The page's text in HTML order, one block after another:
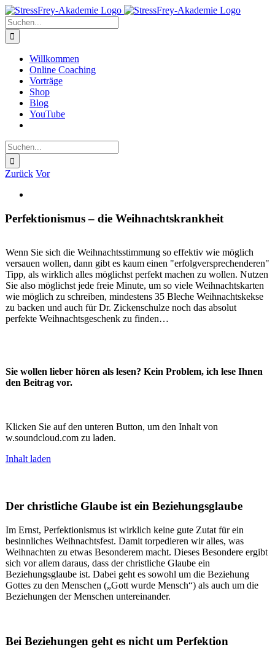
Zum
Inhalt
springen
Suche
nach:
Willkommen
Online Coaching
Vorträge
Shop
Blog
YouTube
Suche
nach:
Zurück Vor
Bild
Perfektionismus – die Weihnachtskrankheit
Wenn Sie sich die Weihnachtsstimmung so effektiv wie möglich
versauen wollen, dann gibt es kaum einen "erfolgversprechenderen"
Tipp, als wirklich alles möglichst perfekt machen zu wollen. Nutzen
Sie also möglichst jede freie Minute, um so viele Weihnachtskarten
wie möglich zu schreiben, mindestens 35 Bleche Weihnachtskekse
zu backen und auch für Dr. Zickenschulze noch das absolut
perfekte Weihnachtsgeschenk zu finden…
Sie wollen lieber hören als lesen? Kein Problem, ich lese Ihnen
den Beitrag vor.
Klicken Sie auf den unteren Button, um den Inhalt von
w.soundcloud.com zu laden.
Inhalt laden
Der christliche Glaube ist ein Beziehungsglaube
Im Ernst, Perfektionismus ist wirklich keine gute Zutat für ein
besinnliches Weihnachtsfest. Damit torpedieren wir alles, was
Weihnachten zu etwas Besonderem macht. Dieses Besondere ergibt
sich vor allem daraus, dass der christliche Glaube ein
Beziehungsglaube ist. Dabei geht es sowohl um die Beziehung
Gottes zu den Menschen („Gott wurde Mensch“) als auch um die
Beziehungen der Menschen untereinander.
Bei Beziehungen geht es nicht um Perfektion